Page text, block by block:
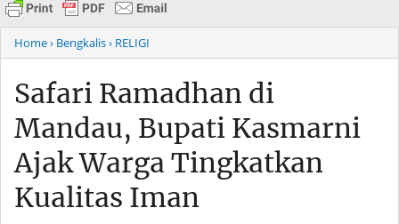
Home› Bengkalis› RELIGI
Safari Ramadhan di
Mandau, Bupati Kasmarni
Ajak Warga Tingkatkan
Kualitas Iman